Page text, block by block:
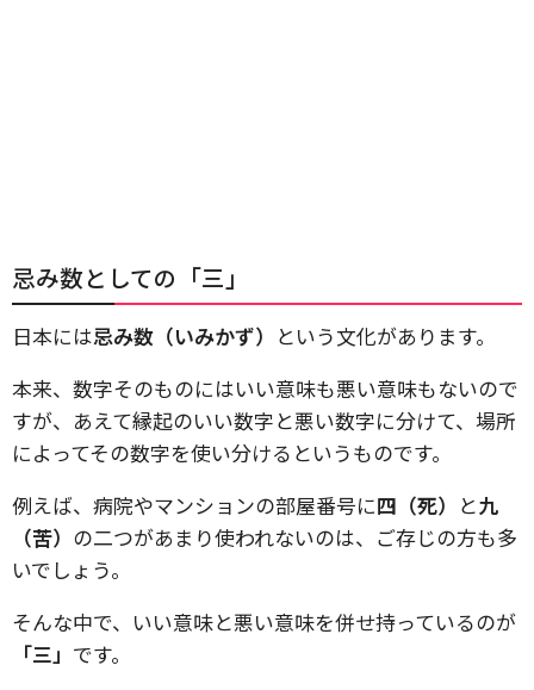
忌み数としての「三」
日本には忌み数（いみかず） という文化があります。
本来、数字そのものにはいい意味も悪い意味もないので
すが、あえて縁起のいい数字と悪い数字に分けて、場所
によってその数字を使い分けるというものです。
例えば、病院やマンションの部屋番号に四（死） と九
（苦） の二つがあまり使われないのは、ご存じの方も多
いでしょう。
そんな中で、いい意味と悪い意味を併せ持っているのが
「三」 です。